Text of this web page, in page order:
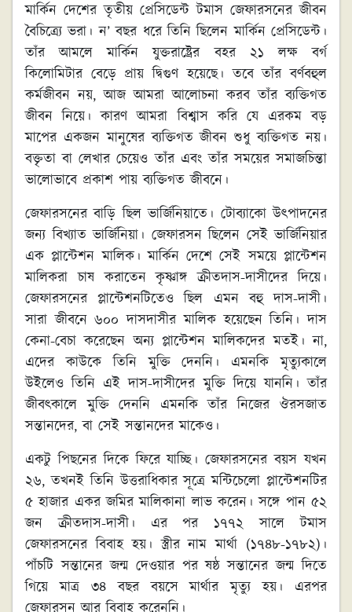
মার্কিন দেশের তৃতীয় প্রেসিডেন্ট টমাস জেফারসনের জীবন
বৈচিত্র্যে ভরা‌। ন’ বছর ধরে তিনি ছিলেন মার্কিন প্রেসিডেন্ট।
তাঁর আমলে মার্কিন যুক্তরাষ্ট্রের বহর ২১ লক্ষ বর্গ
কিলোমিটার বেড়ে প্রায় দ্বিগুণ হয়েছে। তবে তাঁর বর্ণবহুল
কর্মজীবন নয়, আজ আমরা আলোচনা করব তাঁর ব্যক্তিগত
জীবন নিয়ে। কারণ আমরা বিশ্বাস করি যে এরকম বড়
মাপের একজন মানুষের ব্যক্তিগত জীবন শুধু ব্যক্তিগত নয়।
বক্তৃতা বা লেখার চেয়েও তাঁর এবং তাঁর সময়ের সমাজচিন্তা
ভালোভাবে প্রকাশ পায় ব্যক্তিগত জীবনে।
জেফারসনের বাড়ি ছিল ভার্জিনিয়াতে। টোব্যাকো উৎপাদনের
জন্য বিখ্যাত ভার্জিনিয়া। জেফারসন ছিলেন সেই ভার্জিনিয়ার
এক প্লান্টেশন মালিক। মার্কিন দেশে সেই সময়ে প্লান্টেশন
মালিকরা চাষ করাতেন কৃষ্ণাঙ্গ ক্রীতদাস-দাসীদের দিয়ে।
জেফারসনের প্লান্টেশনটিতেও ছিল এমন বহু দাস-দাসী।
সারা জীবনে ৬০০ দাসদাসীর মালিক হয়েছেন তিনি। দাস
কেনা-বেচা করেছেন অন্য প্লান্টেশন মালিকদের মতই। না,
এদের কাউকে তিনি মুক্তি দেননি। এমনকি মৃত্যুকালে
উইলেও তিনি এই দাস-দাসীদের মুক্তি দিয়ে যাননি। তাঁর
জীবৎকালে মুক্তি দেননি এমনকি তাঁর নিজের ঔরসজাত
সন্তানদের, বা সেই সন্তানদের মাকেও।
একটু পিছনের দিকে ফিরে যাচ্ছি। জেফারসনের বয়স যখন
২৬, তখনই তিনি উত্তরাধিকার সূত্রে মন্টিচেলো প্লান্টেশনটির
৫ হাজার একর জমির মালিকানা লাভ করেন। সঙ্গে পান ৫২
জন ক্রীতদাস-দাসী। এর পর ১৭৭২ সালে টমাস
জেফারসনের বিবাহ হয়। স্ত্রীর নাম মার্থা (১৭৪৮-১৭৮২)।
পাঁচটি সন্তানের জন্ম দেওয়ার পর ষষ্ঠ সন্তানের জন্ম দিতে
গিয়ে মাত্র ৩৪ বছর বয়সে মার্থার মৃত্যু হয়। এরপর